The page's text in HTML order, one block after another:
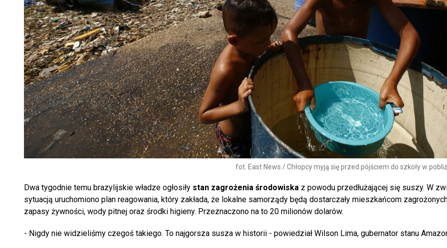
fot. East News / Chłopcy myją się przed pójściem do szkoły w
Dwa tygodnie temu brazylijskie władze ogłosiły stan zagrożenia środowiska z powodu przedłużającej się suszy. W
sytuacją uruchomiono plan reagowania, który zakłada, że lokalne samorządy będą dostarczały mieszkańcom
zapasy żywności, wody pitnej oraz środki higieny. Przeznaczono na to 20 milionów dolarów.
- Nigdy nie widzieliśmy czegoś takiego. To najgorsza susza w historii - powiedział Wilson Lima, gubernator stanu